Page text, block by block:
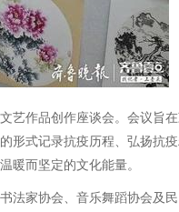
艺作品创作座谈会。会议旨
形式记录抗疫历程、弘扬抗
暖而坚定的文化能量。
法家协会、音乐舞蹈协会及